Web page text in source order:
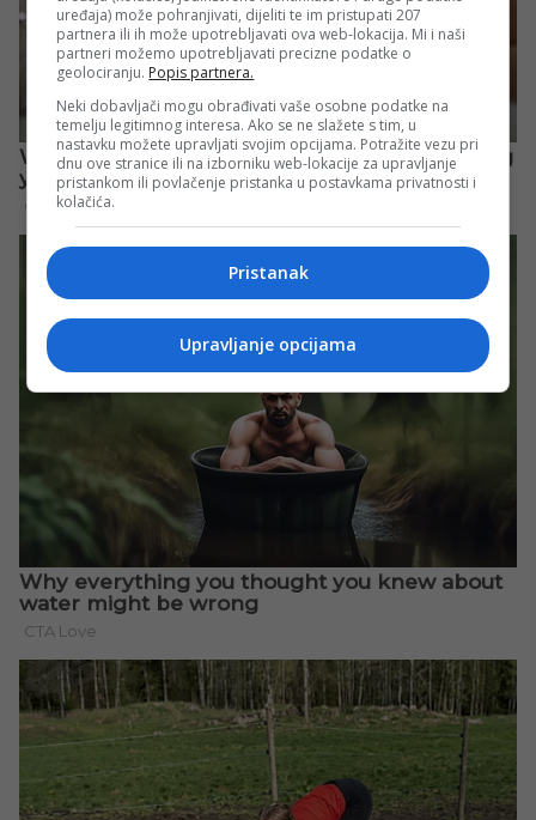
uređaja) može pohranjivati, dijeliti te im pristupati 207
partnera ili ih može upotrebljavati ova web-lokacija. Mi i naši
partneri možemo upotrebljavati precizne podatke o
geolociranju. Popis partnera.
Neki dobavljači mogu obrađivati vaše osobne podatke na
temelju legitimnog interesa. Ako se ne slažete s tim, u
nastavku možete upravljati svojim opcijama. Potražite vezu pri
dnu ove stranice ili na izborniku web-lokacije za upravljanje
pristankom ili povlačenje pristanka u postavkama privatnosti i
kolačića.
Pristanak
Upravljanje opcijama